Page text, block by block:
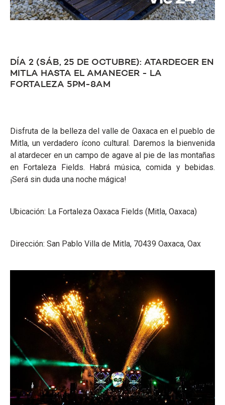
DÍA 2 (SÁB, 25 DE OCTUBRE): ATARDECER EN
MITLA HASTA EL AMANECER - LA
FORTALEZA 5PM-8AM
Disfruta de la belleza del valle de Oaxaca en el pueblo de
Mitla, un verdadero ícono cultural. Daremos la bienvenida
al atardecer en un campo de agave al pie de las montañas
en Fortaleza Fields. Habrá música, comida y bebidas.
¡Será sin duda una noche mágica!
Ubicación: La Fortaleza Oaxaca Fields (Mitla, Oaxaca)
Dirección: San Pablo Villa de Mitla, 70439 Oaxaca, Oax